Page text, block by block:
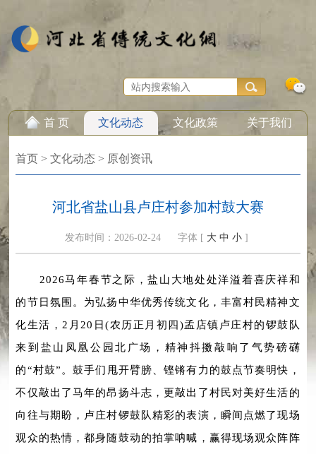
首 页 文化动态 文化政策 关于我们
首页 >文化动态 > 原创资讯
河北省盐山县卢庄村参加村鼓大赛
发布时间：2026-02-24 字体 [ 大 中 小 ]
2026马年春节之际，盐山大地处处洋溢着喜庆祥和
的节日氛围。为弘扬中华优秀传统文化，丰富村民精神文
化生活，2月20日(农历正月初四)孟店镇卢庄村的锣鼓队
来到盐山凤凰公园北广场，精神抖擞敲响了气势磅礴
的“村鼓”。鼓手们甩开臂膀、铿锵有力的鼓点节奏明快，
不仅敲出了马年的昂扬斗志，更敲出了村民对美好生活的
向往与期盼，卢庄村锣鼓队精彩的表演，瞬间点燃了现场
观众的热情，都身随鼓动的拍掌呐喊，赢得现场观众阵阵